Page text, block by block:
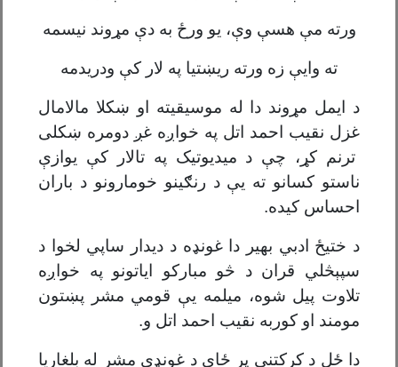
ورته مې هسې وې، یو ورځ به دې مړوند نیسمه
ته وايې زه ورته ريښتیا په لار کې ودریدمه
د ایمل مړوند دا له موسیقیته او ښکلا مالامال
غزل نقیب احمد اتل په خواږه غږ دومره ښکلی
ترنم کړ، چې د میدیوتیک په تالار کې یوازې
ناستو کسانو ته يې د رنګینو خومارونو د باران
احساس کیده.
د ختیځ ادبي بهیر دا غونډه د دیدار ساپي لخوا د
سپېڅلي قران د څو مبارکو ایاتونو په خواږه
تلاوت پیل شوه، میلمه يې قومي مشر پښتون
مومند او کوربه نقیب احمد اتل و.
دا ځل د کرکتنې پر ځای د غونډې مشر له بلغاریا